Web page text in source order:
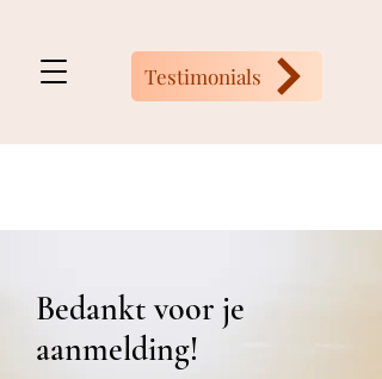
Testimonials
Bedankt voor je
aanmelding!